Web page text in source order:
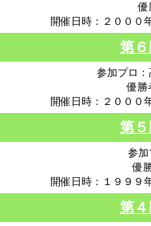
優
開催日時：２０００
第
参加プロ
優勝
開催日時：２０００
第
参加
優
開催日時：１９９９
第